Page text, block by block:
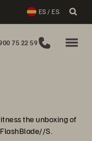
ES / ES
75 22 59
the unboxing of
S.